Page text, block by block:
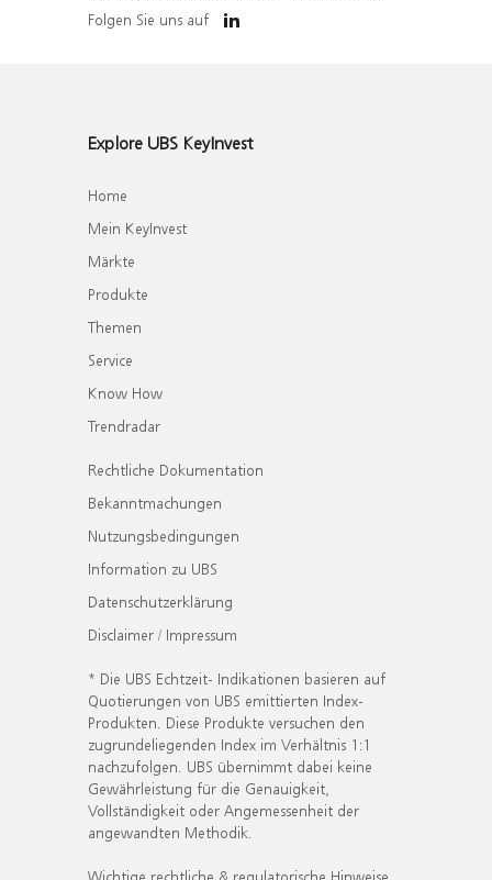
Folgen Sie uns auf
Explore UBS KeyInvest
Home
Mein KeyInvest
Märkte
Produkte
Themen
Service
Know How
Trendradar
Rechtliche Dokumentation
Bekanntmachungen
Nutzungsbedingungen
Information zu UBS
Datenschutzerklärung
Disclaimer / Impressum
* Die UBS Echtzeit- Indikationen basieren auf
Quotierungen von UBS emittierten Index-
Produkten. Diese Produkte versuchen den
zugrundeliegenden Index im Verhältnis 1:1
nachzufolgen. UBS übernimmt dabei keine
Gewährleistung für die Genauigkeit,
Vollständigkeit oder Angemessenheit der
angewandten Methodik.